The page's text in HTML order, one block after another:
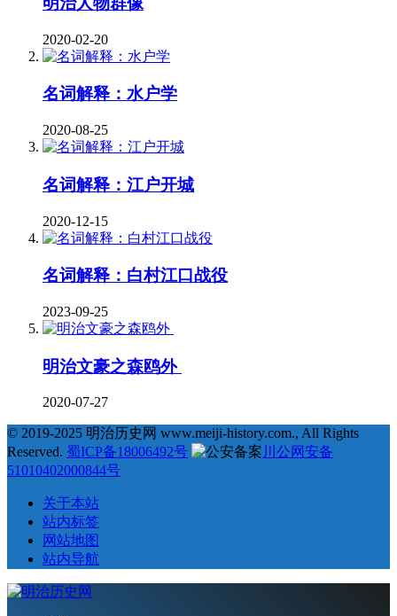
2020-02-20
名词解释：水户学
2020-08-25
名词解释：江户开城
2020-12-15
名词解释：白村江口战役
2023-09-25
明治文豪之森鸥外
2020-07-27
© 2019-2025 明治历史网 www.meiji-history.com., All Rights
Reserved. 蜀ICP备18006492号
川公网安备
51010402000844号
关于本站
站内标签
网站地图
站内导航